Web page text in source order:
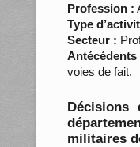
Profession :
Type
Secteur :
Antécédents
voies de fait.
Décisions
militaires